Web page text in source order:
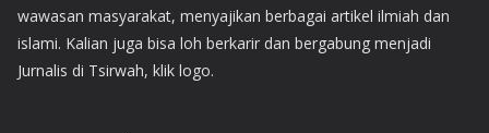
wawasan masyarakat, menyajikan berbagai artikel ilmiah dan
islami. Kalian juga bisa loh berkarir dan bergabung menjadi
Jurnalis di Tsirwah, klik logo.